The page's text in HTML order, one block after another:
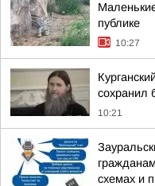
публике
10:27
сохранил
10:21
схемах и